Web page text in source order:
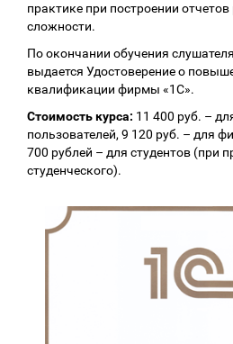
практике при построении
сложности.
По окончании обучения
выдается Удостоверение о
квалификации фирмы «1С».
Стоимость курса: 11 400 руб. –
пользователей, 9 120 руб. – для
700 рублей – для студентов (при
студенческого).